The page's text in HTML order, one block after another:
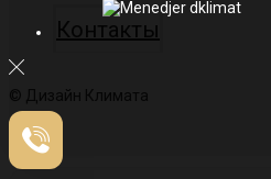
Контакты
© Дизайн Климата